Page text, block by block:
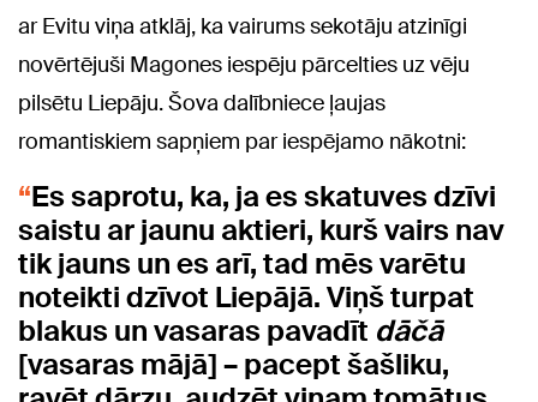
ar Evitu viņa atklāj, ka vairums sekotāju atzinīgi
novērtējuši Magones iespēju pārcelties uz vēju
pilsētu Liepāju. Šova dalībniece ļaujas
romantiskiem sapņiem par iespējamo nākotni:
Es saprotu, ka, ja es skatuves dzīvi
saistu ar jaunu aktieri, kurš vairs nav
tik jauns un es arī, tad mēs varētu
noteikti dzīvot Liepājā. Viņš turpat
blakus un vasaras pavadīt dāčā
[vasaras mājā] – pacept šašliku,